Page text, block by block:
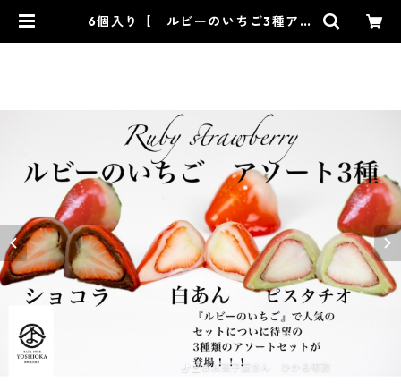
6個入り【 ルビーのいちご3種アソ
２０２１ spring 春 イチゴ
大福 フルーツ大福 お取り寄せ
テレビで話題 | 【公式】ルビーのい
ちごの吉岡製菓オンラインショップ
ー和菓子、洋菓子、スイーツ通販